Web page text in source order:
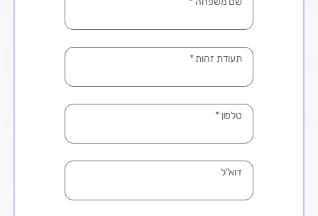
תעודת זהות*
טלפון*
דוא"ל